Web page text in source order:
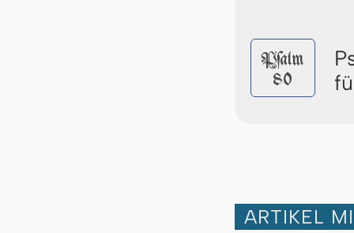
Pſalm
80
ARTIKEL